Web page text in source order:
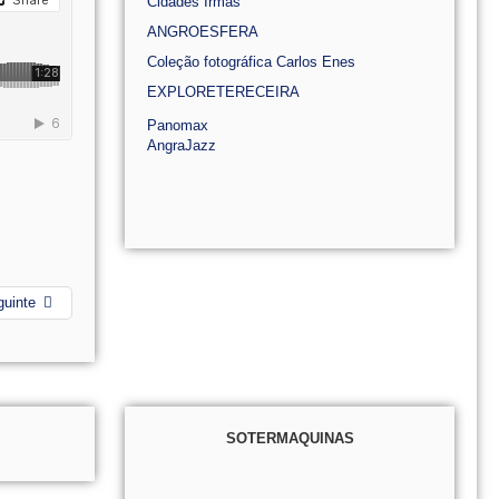
ANGROESFERA
Coleção fotográfica Carlos Enes
EXPLORETERECEIRA
Panomax
AngraJazz
SOTERMAQUINAS